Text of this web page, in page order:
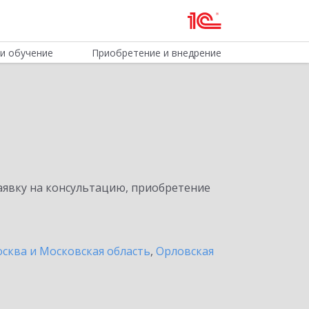
обучение Приобретение и внедрение
на консультацию, приобретение
и Московская область, Орловская